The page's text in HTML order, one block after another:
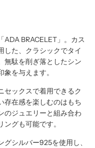
ADA BRACELET」。カス
した、クラシックでタイ
無駄を削ぎ落としたシン
を与えます。
セックスで着用できるク
存在感を楽しむのはもち
のジュエリーと組み合わ
グも可能です。
シルバー925を使用し、